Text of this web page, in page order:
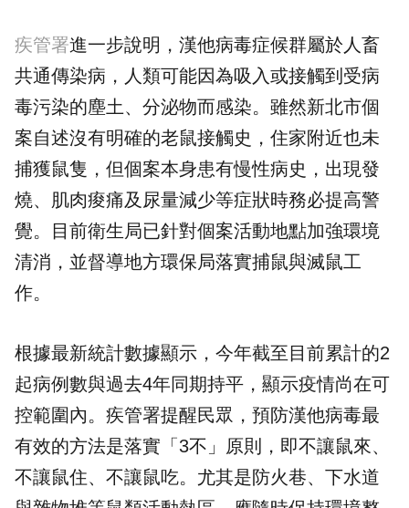
疾管署進一步說明，漢他病毒症候群屬於人畜
共通傳染病，人類可能因為吸入或接觸到受病
毒污染的塵土、分泌物而感染。雖然新北市個
案自述沒有明確的老鼠接觸史，住家附近也未
捕獲鼠隻，但個案本身患有慢性病史，出現發
燒、肌肉痠痛及尿量減少等症狀時務必提高警
覺。目前衛生局已針對個案活動地點加強環境
清消，並督導地方環保局落實捕鼠與滅鼠工
作。
根據最新統計數據顯示，今年截至目前累計的2
起病例數與過去4年同期持平，顯示疫情尚在可
控範圍內。疾管署提醒民眾，預防漢他病毒最
有效的方法是落實「3不」原則，即不讓鼠來、
不讓鼠住、不讓鼠吃。尤其是防火巷、下水道